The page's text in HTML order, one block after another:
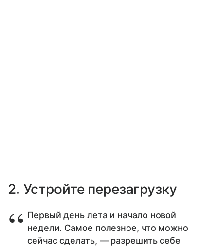
2. Устройте перезагрузку
Первый день лета и начало новой
недели. Самое полезное, что можно
сейчас сделать, — разрешить себе